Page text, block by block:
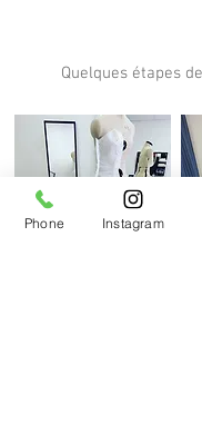
Quelques étapes
Phone Instagram